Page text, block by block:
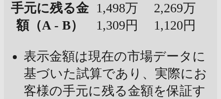
手元に残る金
額（A - B）
1,498万
1,309円
2,269万
1,120円
表示金額は現在の市場データに
基づいた試算であり、実際にお
客様の手元に残る金額を保証す